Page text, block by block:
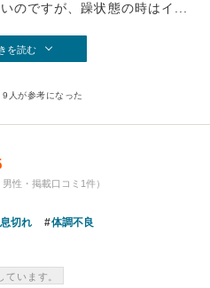
のですが、躁状態の時はイ...
を読む
9人が参考になった
性・掲載口コミ1件）
切れ
体調不良
ています。